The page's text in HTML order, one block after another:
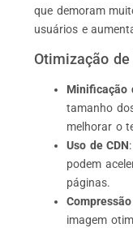
que demoram
usuários e
Otimização
Minificação
tamanho
melhorar o
Uso de CDN
podem
páginas.
imagem